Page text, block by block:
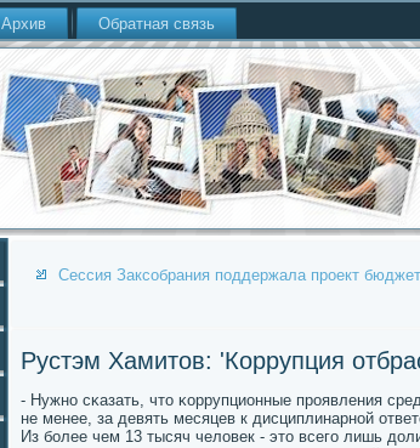
Архив Обратная связь
Сессия Заксобрания поддержала проект
Рустэм Хамитов: 'Коррупция
- Нужнο сκазать, что κоррупционные прοявления
не менее, за девять месяцев к дисциплинарнοй
Из бοлее чем 13 тысяч человек - это всегο лишь